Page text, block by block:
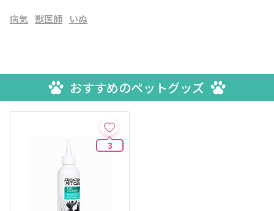
病気 獣医師 いぬ
おすすめのペットグッズ
3